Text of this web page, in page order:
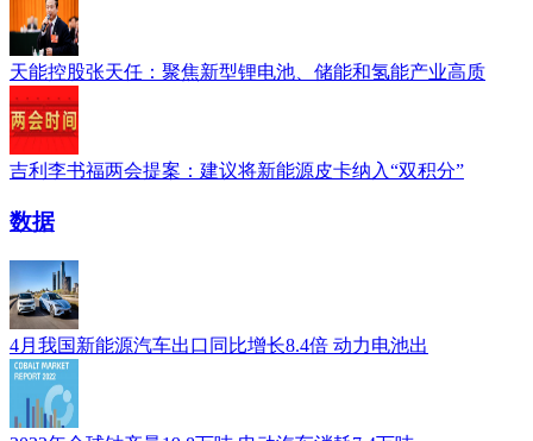
天能控股张天任：聚焦新型锂电池、储能和氢能产业高质
吉利李书福两会提案：建议将新能源皮卡纳入“双积分”
数据
4月我国新能源汽车出口同比增长8.4倍 动力电池出